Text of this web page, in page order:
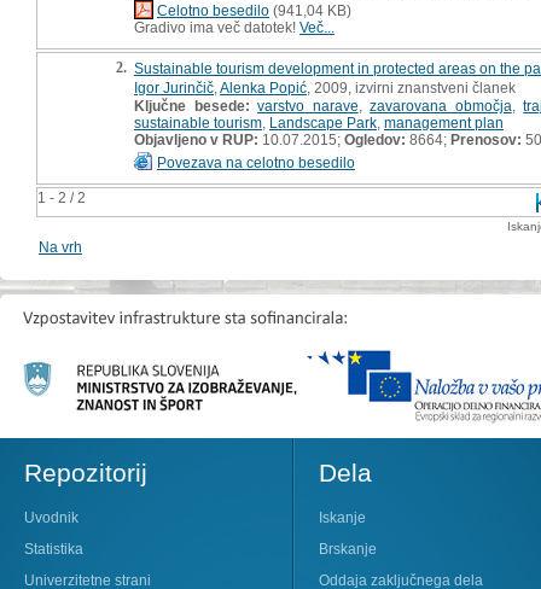
1 - 2 / 2
Celotno besedilo (941,04 KB)
Gradivo ima več datotek! Več...
2. Sustainable tourism development in protected areas on the
Igor Jurinčič Alenka Popić , 2009, izvirni znanstveni članek
Ključne besede: varstvo narave ,zavarovana območja ,
sustainable tourism Landscape Park management plan
Objavljeno v RUP: 10.07.2015; Ogledov: 8664; Prenosov: 50
Povezava na celotno besedilo
Na vrh
Repozitorij
Uvodnik
Statistika
Univerzitetne strani
Dela
Iskanje
Brskanje
Oddaja zaključnega dela